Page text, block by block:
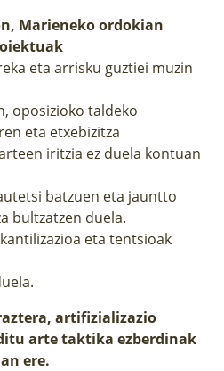
Marieneko ordokian
eta arrisku guztiei muzin
oposizioko taldeko
eta etxebizitza
iritzia ez duela kontuan
batzuen eta jauntto
bultzatzen duela.
eta tentsioak
artifizializazio
arte taktika ezberdinak
ere.